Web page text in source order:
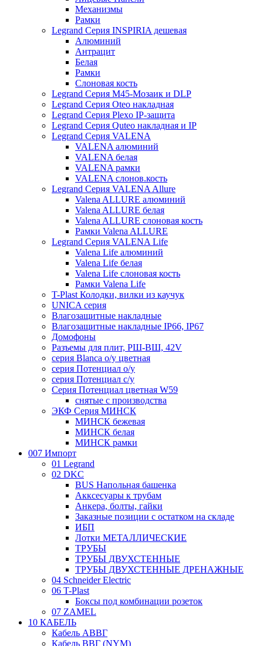
Механизмы
Рамки
Legrand Серия INSPIRIA дешевая
Алюминий
Антрацит
Белая
Рамки
Слоновая кость
Legrand Серия M45-Мозаик и DLP
Legrand Серия Oteo накладная
Legrand Серия Plexo IP-защита
Legrand Серия Quteo накладная и IP
Legrand Серия VALENA
VALENA алюминий
VALENA белая
VALENA рамки
VALENA слонов.кость
Legrand Серия VALENA Allure
Valena ALLURE алюминий
Valena ALLURE белая
Valena ALLURE слоновая кость
Рамки Valena ALLURE
Legrand Серия VALENA Life
Valena Life алюминий
Valena Life белая
Valena Life слоновая кость
Рамки Valena Life
T-Plast Колодки, вилки из каучук
UNICA серия
Влагозащитные накладные
Влагозащитные накладные IP66, IP67
Домофоны
Разъемы для плит, РШ-ВШ, 42V
серия Blanca о/у цветная
серия Потенциал о/у
серия Потенциал с/у
Серия Потенциал цветная W59
снятые с производства
ЭКФ Серия МИНСК
МИНСК бежевая
МИНСК белая
МИНСК рамки
007 Импорт
01 Legrand
02 DKC
BUS Напольная башенка
Акксесуары к трубам
Анкера, болты, гайки
Заказные позиции с остатком на складе
ИБП
Лотки МЕТАЛЛИЧЕСКИЕ
ТРУБЫ
ТРУБЫ ДВУХСТЕННЫЕ
ТРУБЫ ДВУХСТЕННЫЕ ДРЕНАЖНЫЕ
04 Schneider Electric
06 T-Plast
Боксы под комбинации розеток
07 ZAMEL
10 КАБЕЛЬ
Кабель АВВГ
Кабель ВВГ (NYM)